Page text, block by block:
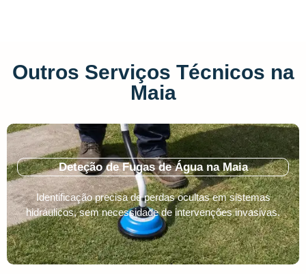
Outros Serviços Técnicos na
Maia
Deteção de Fugas de Água na Maia
Identificação precisa de perdas ocultas em sistemas
hidráulicos, sem necessidade de intervenções invasivas.